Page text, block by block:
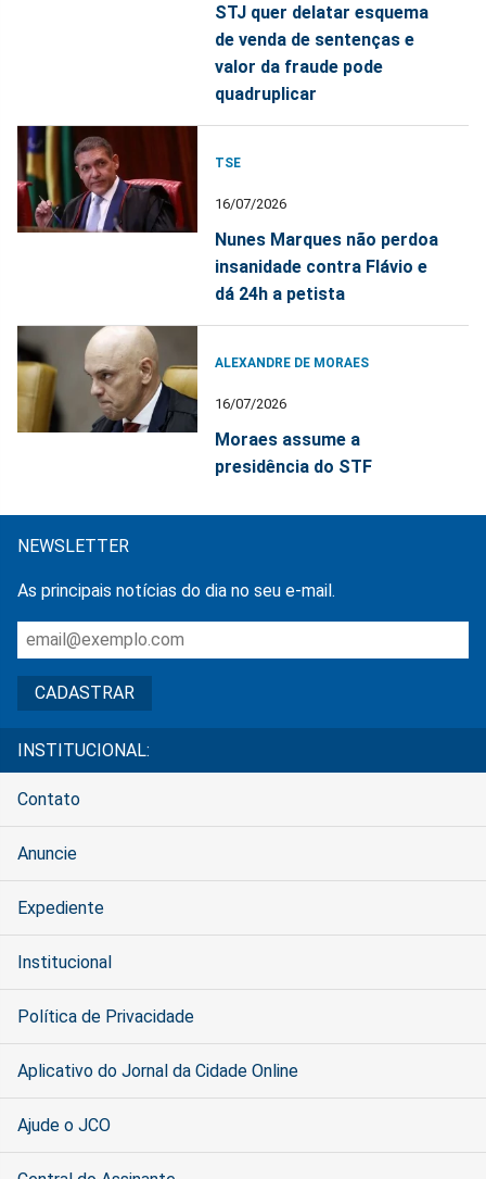
STJ quer delatar esquema
de venda de sentenças e
valor da fraude pode
quadruplicar
TSE
16/07/2026
Nunes Marques não perdoa
insanidade contra Flávio e
dá 24h a petista
ALEXANDRE DE MORAES
16/07/2026
Moraes assume a
presidência do STF
NEWSLETTER
As principais notícias do dia no seu e-mail.
INSTITUCIONAL:
Contato
Anuncie
Expediente
Institucional
Política de Privacidade
Aplicativo do Jornal da Cidade Online
Ajude o JCO